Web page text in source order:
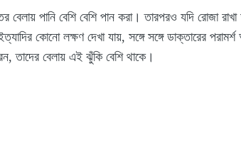
পানি বেশি বেশি পান করা। তারপরও যদি রোজা
কোনো লক্ষণ দেখা যায়, সঙ্গে সঙ্গে ডাক্তারের
তাদের বেলায় এই ঝুঁকি বেশি থাকে।